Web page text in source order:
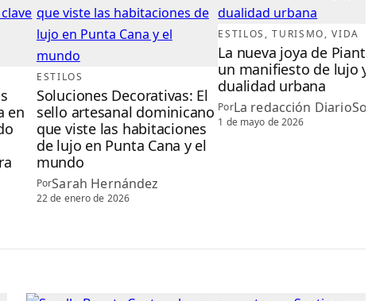
en
ESTILOS
Soluciones Decorativas: El
sello artesanal dominicano
que viste las habitaciones
de lujo en Punta Cana y el
mundo
PorSarah Hernández
22 de enero de 2026
ESTILOS , TURISMO, VIDA
La nueva joya de
un manifiesto de lujo y
dualidad urbana
PorLa redacción
1 de mayo de 2026